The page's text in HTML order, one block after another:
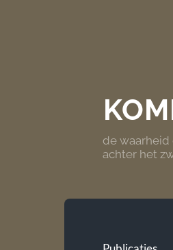
de waarheid
achter het